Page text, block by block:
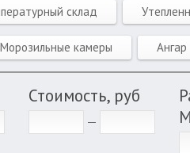
склад
Морозильные камеры Ангар
Стоимость, руб